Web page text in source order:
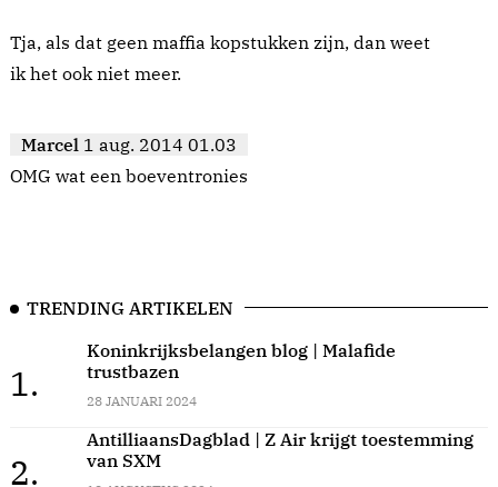
Tja, als dat geen maffia kopstukken zijn, dan weet
ik het ook niet meer.
Marcel 1 aug. 2014 01.03
OMG wat een boeventronies
TRENDING ARTIKELEN
1.
Koninkrijksbelangen blog | Malafide
trustbazen
28 JANUARI 2024
2.
AntilliaansDagblad | Z Air krijgt toestemming
van SXM